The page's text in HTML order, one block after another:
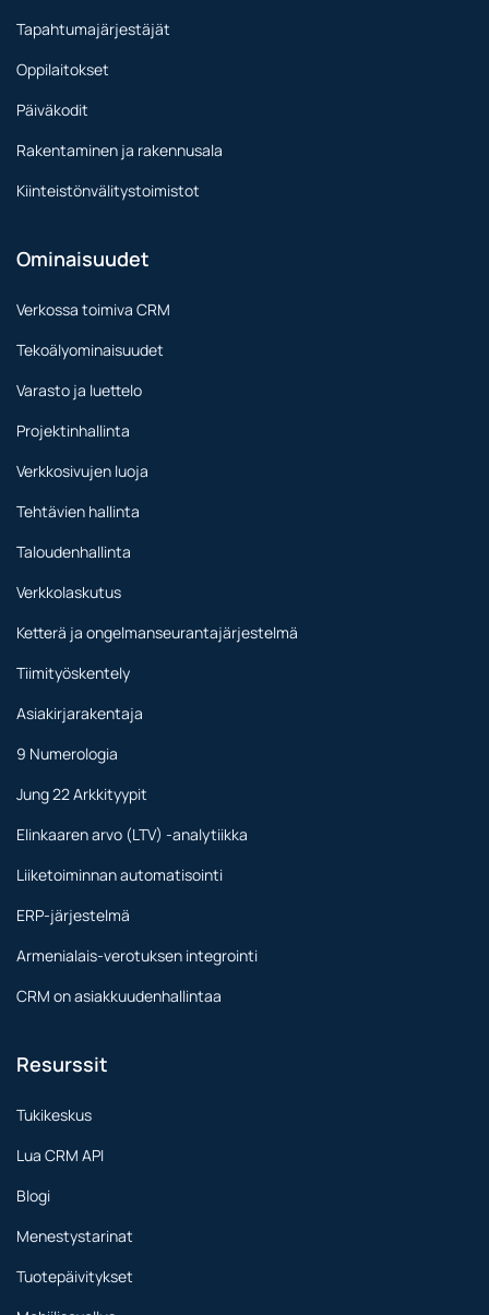
Tapahtumajärjestäjät
Oppilaitokset
Päiväkodit
Rakentaminen ja rakennusala
Kiinteistönvälitystoimistot
Ominaisuudet
Verkossa toimiva CRM
Tekoälyominaisuudet
Varasto ja luettelo
Projektinhallinta
Verkkosivujen luoja
Tehtävien hallinta
Taloudenhallinta
Verkkolaskutus
Ketterä ja ongelmanseurantajärjestelmä
Tiimityöskentely
Asiakirjarakentaja
9 Numerologia
Jung 22 Arkkityypit
Elinkaaren arvo (LTV) -analytiikka
Liiketoiminnan automatisointi
ERP-järjestelmä
Armenialais-verotuksen integrointi
CRM on asiakkuudenhallintaa
Resurssit
Tukikeskus
Lua CRM API
Blogi
Menestystarinat
Tuotepäivitykset